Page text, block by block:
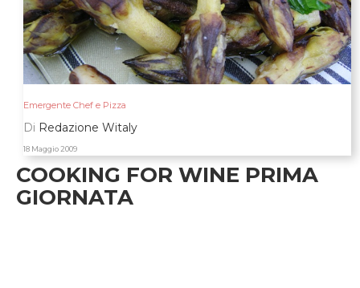
Emergente Chef e Pizza
Di Redazione Witaly
18 Maggio 2009
COOKING FOR WINE PRIMA
GIORNATA